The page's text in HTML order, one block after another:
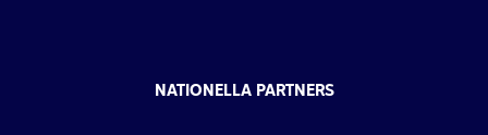
NATIONELLA PARTNERS